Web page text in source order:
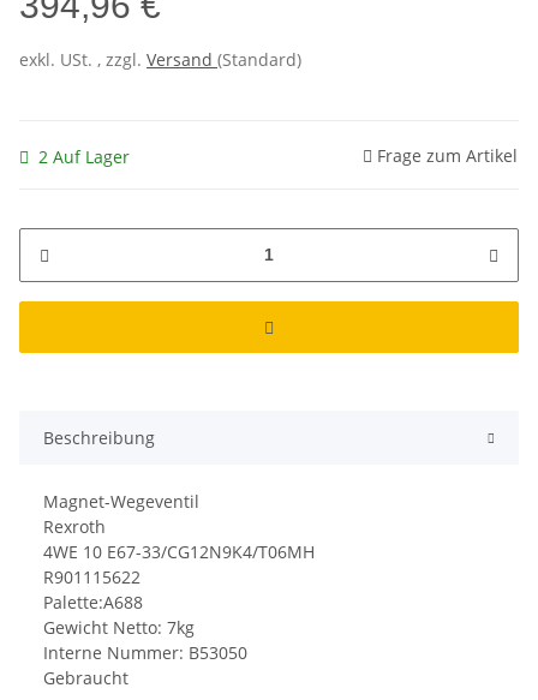
exkl. USt. , zzgl. Versand (Standard)
2 Auf Lager Frage zum Artikel
Beschreibung
Magnet-Wegeventil
Rexroth
4WE 10 E67-33/CG12N9K4/T06MH
R901115622
Palette:A688
Gewicht Netto: 7kg
Interne Nummer: B53050
Gebraucht